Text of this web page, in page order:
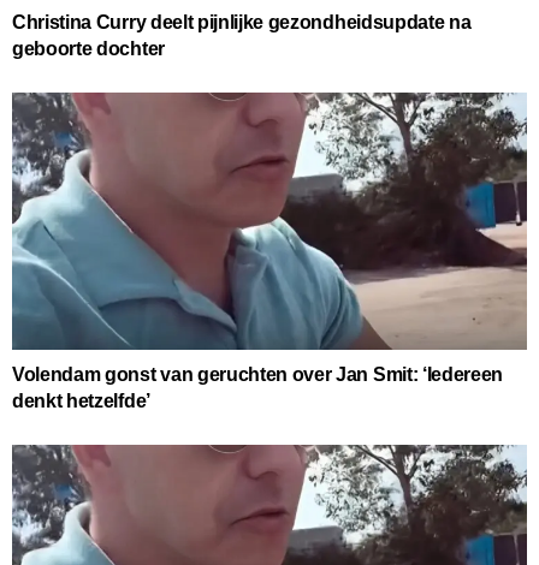
Christina Curry deelt pijnlijke gezondheidsupdate na
geboorte dochter
Volendam gonst van geruchten over Jan Smit: ‘Iedereen
denkt hetzelfde’